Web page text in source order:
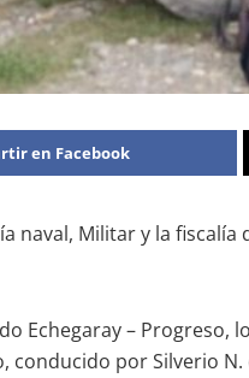
en Facebook
naval, Militar y la
Echegaray – Progreso,
conducido por Silverio